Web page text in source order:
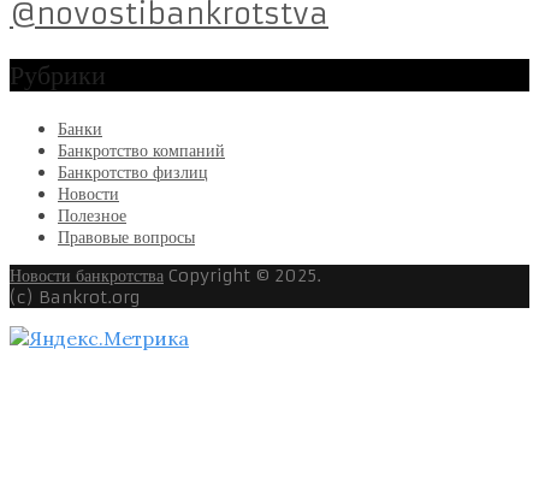
@novostibankrotstva
Рубрики
Банки
Банкротство компаний
Банкротство физлиц
Новости
Полезное
Правовые вопросы
Новости банкротства Copyright © 2025.
(c) Bankrot.org